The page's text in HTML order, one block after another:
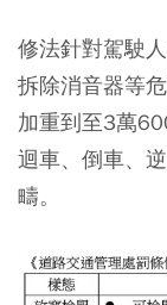
修法針對駕駛
拆除消音器等
加重到至3萬
迴車、倒車、
疇。